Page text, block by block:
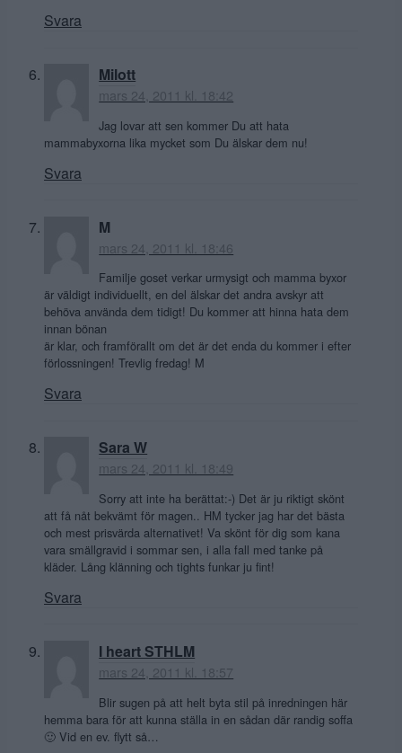
Svara
Milott
mars 24, 2011 kl. 18:42
Jag lovar att sen kommer Du att hata
mammabyxorna lika mycket som Du älskar dem nu!
Svara
M
mars 24, 2011 kl. 18:46
Familje goset verkar urmysigt och mamma byxor
är väldigt individuellt, en del älskar det andra avskyr att
behöva använda dem tidigt! Du kommer att hinna hata dem
innan bönan
är klar, och framförallt om det är det enda du kommer i efter
förlossningen! Trevlig fredag! M
Svara
Sara W
mars 24, 2011 kl. 18:49
Sorry att inte ha berättat:-) Det är ju riktigt skönt
att få nåt bekvämt för magen.. HM tycker jag har det bästa
och mest prisvärda alternativet! Va skönt för dig som kana
vara smällgravid i sommar sen, i alla fall med tanke på
kläder. Lång klänning och tights funkar ju fint!
Svara
I heart STHLM
mars 24, 2011 kl. 18:57
Blir sugen på att helt byta stil på inredningen här
hemma bara för att kunna ställa in en sådan där randig soffa
🙂 Vid en ev. flytt så…